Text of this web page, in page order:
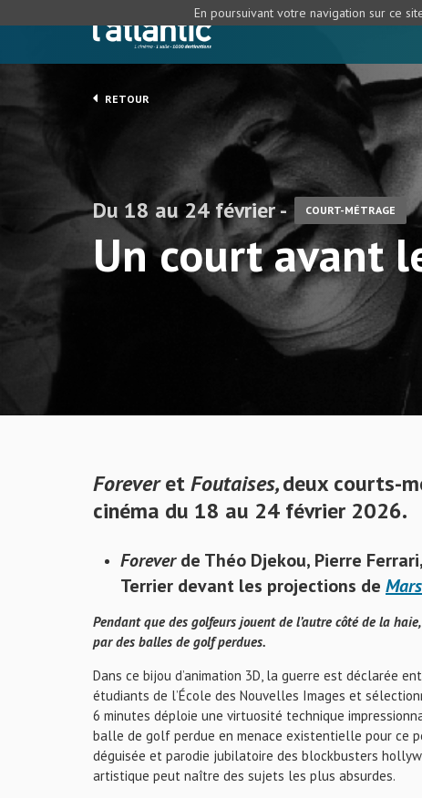
RETOUR
Du 18 au 24 février - COURT-MÉTRAGE
Un court avant
ForeveretFoutaises,deuxcourts-
cinéma du 18 au 24 février 2026.
Foreverde Théo Djekou, Pierre
Terrier devant les projections de
Pendant que des golfeurs jouent de l’autre côté de la
par des balles de golf perdues.
Dans ce bijou d’animation 3D, la guerre est déclarée
étudiants de l’École des Nouvelles Images et
6 minutes déploie une virtuosité technique
balle de golf perdue en menace existentielle pour ce
déguisée et parodie jubilatoire des blockbusters
artistique peut naître des sujets les plus absurdes.
En poursuivant votre navigation sur ce